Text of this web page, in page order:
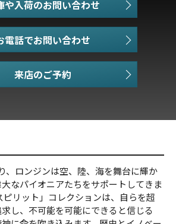
や入荷のお問い合わせ
電話でお問い合わせ
、ロンジンは空、陸、海を舞台に輝か
なパイオニアたちをサポートしてきま
ピリット」コレクションは、自らを超
し、不可能を可能にできると信じる